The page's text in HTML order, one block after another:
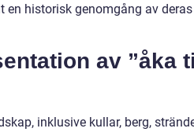
historisk genomgång av
av ”åka
inklusive kullar, berg,